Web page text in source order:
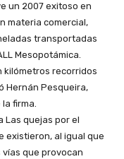
un 2007 exitoso en
materia comercial,
transportadas
Mesopotámica.
kilómetros recorridos
Hernán Pesqueira,
firma.
quejas por el
existieron, al igual que
que provocan